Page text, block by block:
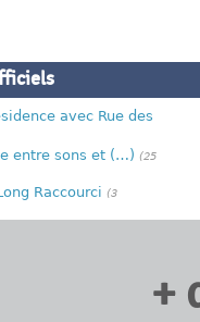
avec Rue des
entre sons et (…) (25
Raccourci (3
+